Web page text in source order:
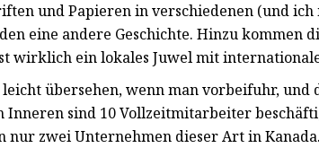
und Papieren in verschiedenen (und ich
eine andere Geschichte. Hinzu kommen
wirklich ein lokales Juwel mit
übersehen, wenn man vorbeifuhr, und
Inneren sind 10 Vollzeitmitarbeiter
nur zwei Unternehmen dieser Art in